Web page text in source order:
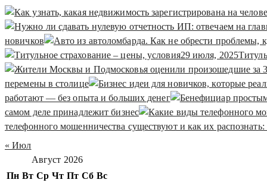
новичков
29 июля, 2025
перемены в столице
работают — без опыта и больших денег
самом деле принадлежит бизнес
телефонного мошенничества существуют и как их
« Июл
Август 2026
Пн Вт Ср Чт Пт Сб Вс